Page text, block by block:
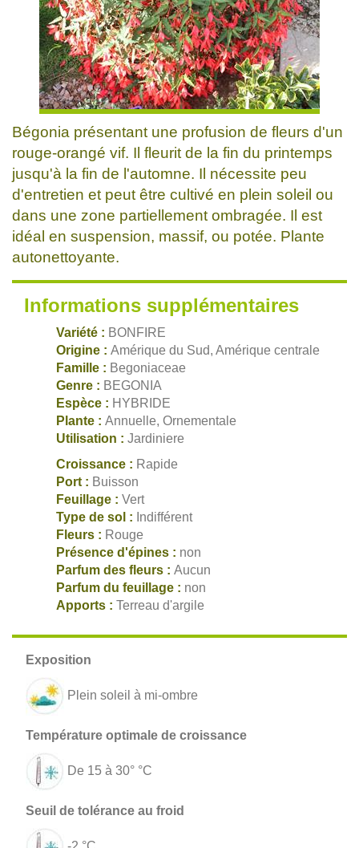
Bégonia présentant une profusion de fleurs d'un
rouge-orangé vif. Il fleurit de la fin du printemps
jusqu'à la fin de l'automne. Il nécessite peu
d'entretien et peut être cultivé en plein soleil ou
dans une zone partiellement ombragée. Il est
idéal en suspension, massif, ou potée. Plante
autonettoyante.
Informations supplémentaires
Variété : BONFIRE
Origine : Amérique du Sud, Amérique centrale
Famille : Begoniaceae
Genre : BEGONIA
Espèce : HYBRIDE
Plante : Annuelle, Ornementale
Utilisation : Jardiniere
Croissance : Rapide
Port : Buisson
Feuillage : Vert
Type de sol : Indifférent
Fleurs : Rouge
Présence d'épines : non
Parfum des fleurs : Aucun
Parfum du feuillage : non
Apports : Terreau d'argile
Plein soleil à mi-ombre
De 15 à 30° °C